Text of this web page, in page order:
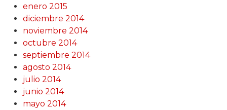
enero 2015
diciembre 2014
noviembre 2014
octubre 2014
septiembre 2014
agosto 2014
julio 2014
junio 2014
mayo 2014